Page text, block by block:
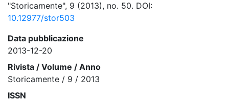
"Storicamente", 9 (2013), no. 50. DOI:
10.12977/stor503
Data pubblicazione
2013-12-20
Rivista / Volume / Anno
Storicamente / 9 / 2013
ISSN